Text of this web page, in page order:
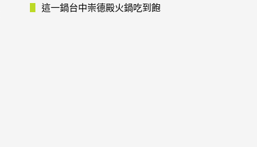
這一鍋台中崇德殿火鍋吃到飽